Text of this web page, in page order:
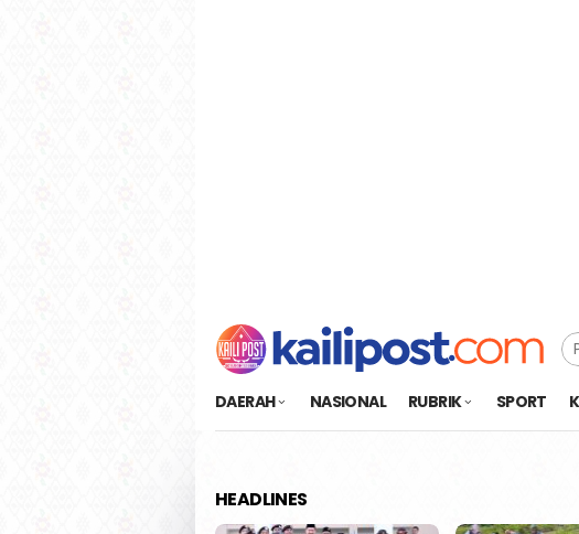
DAERAH NASIONAL RUBRIK SPORT
HEADLINES